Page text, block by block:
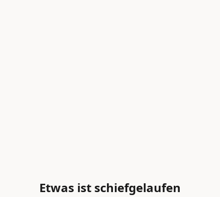
Etwas ist schiefgelaufen